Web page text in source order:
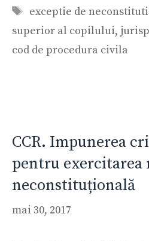
Etichete
exceptie de
superior al copilului,
cod de procedura civila
CCR. Impunerea
pentru exercitarea
neconstituțională
mai 30, 2017